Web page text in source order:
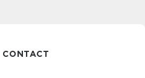
CONTACT